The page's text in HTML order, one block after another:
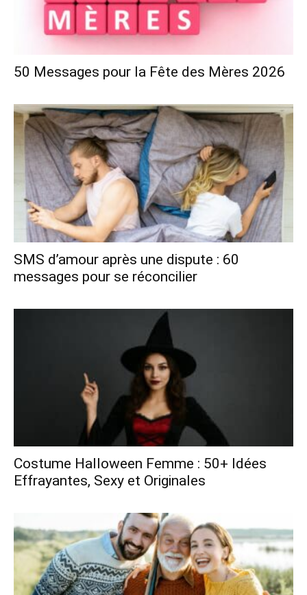
50 Messages pour la Fête des Mères 2026
SMS d’amour après une dispute : 60
messages pour se réconcilier
Costume Halloween Femme : 50+ Idées
Effrayantes, Sexy et Originales